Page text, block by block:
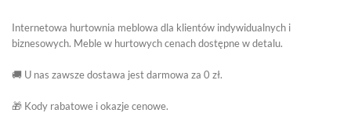
Internetowa hurtownia meblowa dla klientów indywidualnych i
biznesowych. Meble w hurtowych cenach dostępne w detalu.
🚚 U nas zawsze dostawa jest darmowa za 0 zł.
🎁 Kody rabatowe i okazje cenowe.